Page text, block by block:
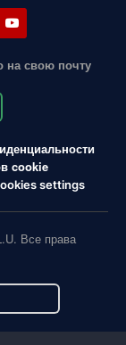
на свою почту
cookie
settings
Все права